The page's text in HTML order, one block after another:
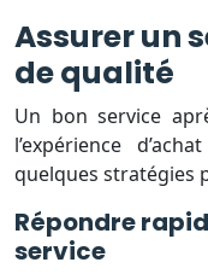
Assurer un
de qualité
Un bon service
l’expérience
quelques stratégies
Répondre
service